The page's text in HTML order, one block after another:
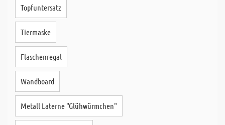
Topfuntersatz
Tiermaske
Flaschenregal
Wandboard
Metall Laterne "Glühwürmchen"